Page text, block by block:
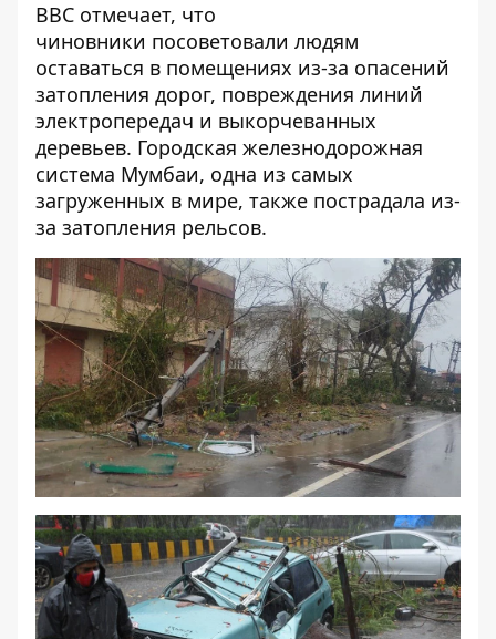
BBC отмечает, что
чиновники посоветовали людям
оставаться в помещениях из-за опасений
затопления дорог, повреждения линий
электропередач и выкорчеванных
деревьев. Городская железнодорожная
система Мумбаи, одна из самых
загруженных в мире, также пострадала из-
за затопления рельсов.